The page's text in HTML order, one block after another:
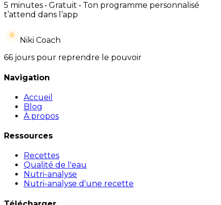
5 minutes • Gratuit • Ton programme personnalisé
t’attend dans l’app
Niki Coach
66 jours pour reprendre le pouvoir
Navigation
Accueil
Blog
À propos
Ressources
Recettes
Qualité de l'eau
Nutri-analyse
Nutri-analyse d'une recette